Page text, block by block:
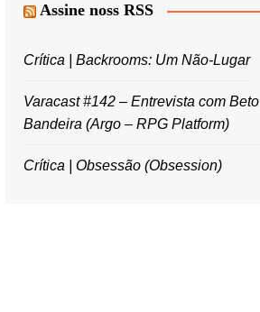
Assine noss RSS
Crítica | Backrooms: Um Não-Lugar
Varacast #142 – Entrevista com Beto
Bandeira (Argo – RPG Platform)
Crítica | Obsessão (Obsession)